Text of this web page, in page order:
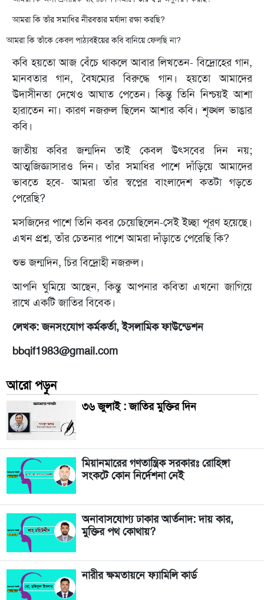
আমরা কি তাঁর সমাধির নীরবতার মর্যাদা রক্ষা করছি?
আমরা কি তাঁকে কেবল পাঠ্যবইয়ের কবি বানিয়ে ফেলছি না?
কবি হয়তো আজ বেঁচে থাকলে আবার লিখতেন- বিদ্রোহের গান,
মানবতার গান, বৈষম্যের বিরুদ্ধে গান। হয়তো আমাদের
উদাসীনতা দেখেও আঘাত পেতেন। কিন্তু তিনি নিশ্চয়ই আশা
হারাতেন না। কারণ নজরুল ছিলেন আশার কবি। শৃঙ্খল ভাঙার
কবি।
জাতীয় কবির জন্মদিন তাই কেবল উৎসবের দিন নয়;
আত্মজিজ্ঞাসারও দিন। তাঁর সমাধির পাশে দাঁড়িয়ে আমাদের
ভাবতে হবে- আমরা তাঁর স্বপ্নের বাংলাদেশ কতটা গড়তে
পেরেছি?
মসজিদের পাশে তিনি কবর চেয়েছিলেন-সেই ইচ্ছা পূরণ হয়েছে।
এখন প্রশ্ন, তাঁর চেতনার পাশে আমরা দাঁড়াতে পেরেছি কি?
শুভ জন্মদিন, চির বিদ্রোহী নজরুল।
আপনি ঘুমিয়ে আছেন, কিন্তু আপনার কবিতা এখনো জাগিয়ে
রাখে একটি জাতির বিবেক।
লেখক: জনসংযোগ কর্মকর্তা, ইসলামিক ফাউন্ডেশন
bbqif1983@gmail.com
আরো পড়ুন
৩৬ জুলাই : জাতির মুক্তির দিন
মিয়ানমারের গণতান্ত্রিক সরকারঃ রোহিঙ্গা
সংকটে কোন নির্দেশনা নেই
অনাবাসযোগ্য ঢাকার আর্তনাদ: দায় কার,
মুক্তির পথ কোথায়?
নারীর ক্ষমতায়নে ফ্যামিলি কার্ড